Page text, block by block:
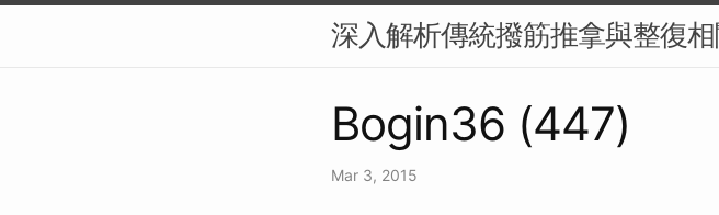
深入解析傳統撥筋推拿與整復
Bogin36 (447)
Mar 3, 2015